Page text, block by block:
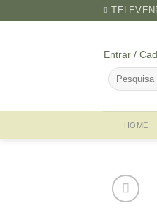
Entrar /
Pesquisar
por:
HOME